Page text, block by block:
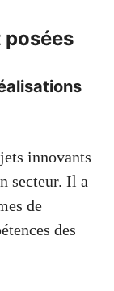
innovants
secteur. Il a
de
des